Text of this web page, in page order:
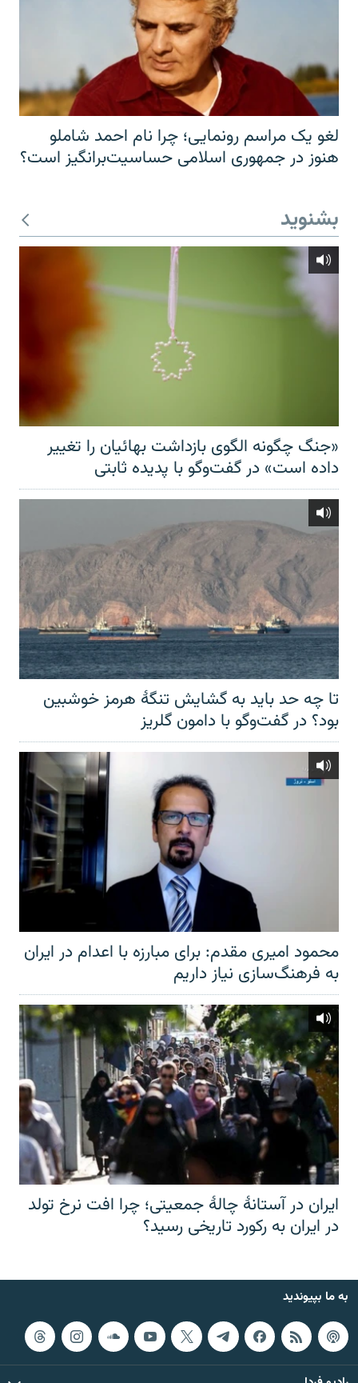
لغو یک مراسم رونمایی؛ چرا نام احمد شاملو
هنوز در جمهوری اسلامی حساسیت‌برانگیز است؟
بشنوید
«جنگ چگونه الگوی بازداشت بهائیان را تغییر
داده است» در گفت‌وگو با پدیده ثابتی
تا چه حد باید به گشایش تنگهٔ هرمز خوشبین
بود؟ در گفت‌وگو با دامون گلریز
محمود امیری مقدم: برای مبارزه با اعدام در ایران
به فرهنگ‌سازی نیاز داریم
ایران در آستانهٔ چالهٔ جمعیتی؛ چرا افت نرخ تولد
در ایران به رکورد تاریخی رسید؟
به ما بپیوندید